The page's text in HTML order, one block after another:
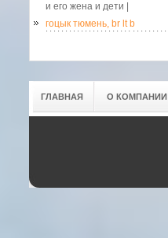
и его жена и дети |
гоцык тюмень, br lt b
ГЛАВНАЯ О КОМПАНИИ